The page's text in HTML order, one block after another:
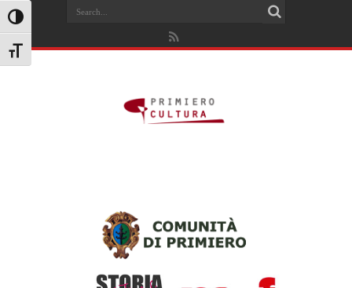
Attiva/disattiva alto contrasto
Attiva/disattiva dimensione testo